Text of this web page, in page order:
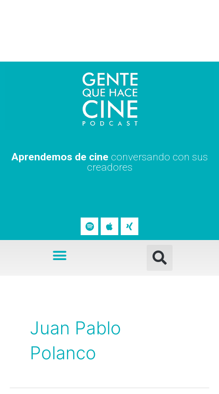
Aprendemos de cine conversando con sus
creadores
o
t
i
p
l
e
n
g
Menú
Juan Pablo
Polanco